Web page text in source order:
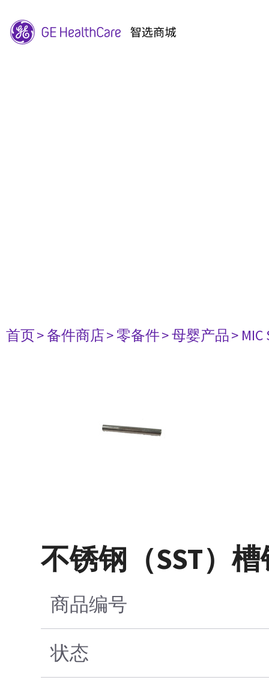
首页> 备件商店> 零备件> 母婴产品>
不锈钢（SST）
商品编号
状态